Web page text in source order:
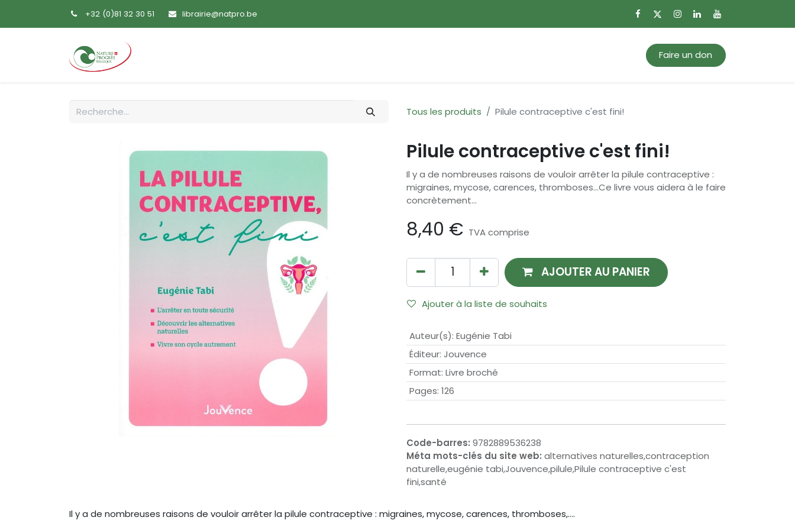
+32 (0)81 32 30 51 librairie@natpro.be
Faire un don
Tous les produits Pilule contraceptive c'est fini!
Pilule contraceptive c'est fini!
Il y a de nombreuses raisons de vouloir arrêter la pilule contraceptive :
migraines, mycose, carences, thromboses...Ce livre vous aidera à le faire
concrètement...
8,40 € TVA comprise
AJOUTER AU PANIER
Ajouter à la liste de souhaits
Auteur(s): Eugénie Tabi
Éditeur: Jouvence
Format: Livre broché
Pages: 126
Code-barres: 9782889536238
Méta mots-clés du site web: alternatives naturelles,contraception
naturelle,eugénie tabi,Jouvence,pilule,Pilule contraceptive c'est
fini,santé
Il y a de nombreuses raisons de vouloir arrêter la pilule contraceptive : migraines, mycose, carences, thromboses,....